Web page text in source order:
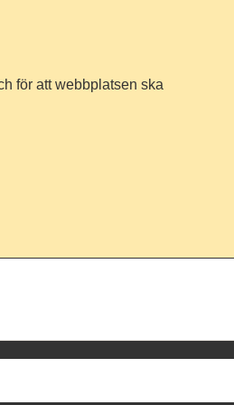
för att webbplatsen ska